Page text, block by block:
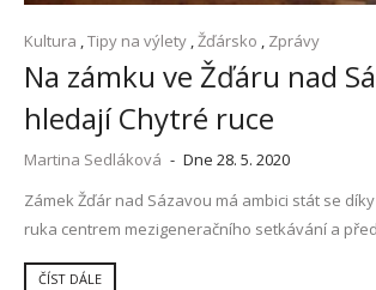
Kultura Tipy na výlety Žďársko Zprávy
Na zámku ve Žďáru nad
hledají Chytré ruce
Martina Sedláková - Dne 28. 5. 2020
Zámek Žďár nad Sázavou má ambici stát se
ruka centrem mezigeneračního setkávání a
ČÍST DÁLE